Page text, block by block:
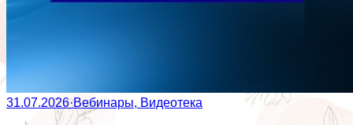
31.07.2026·Вебинары, Видеотека